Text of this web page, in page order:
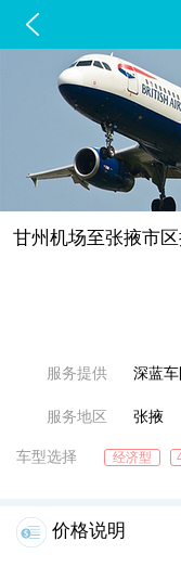
甘州机场至张掖市
服务提供 深蓝车
服务地区 张掖
车型选择 经济型
价格说明